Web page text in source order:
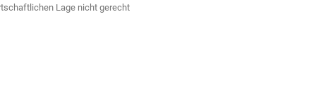
Lage nicht gerecht